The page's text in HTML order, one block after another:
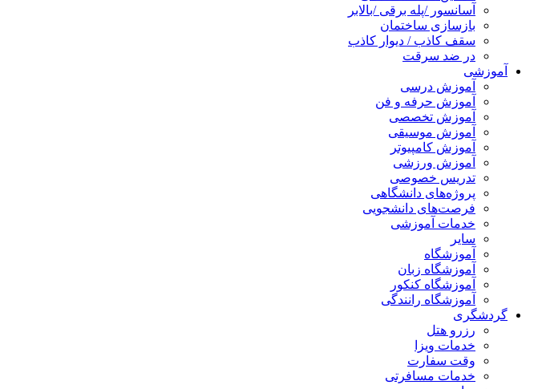
آسانسور /پله برقی /بالابر
بازسازی ساختمان
سقف کاذب / دیوار کاذب
در ضد سرقت
آموزشی
آموزش درسی
آموزش حرفه و فن
آموزش تخصصی
آموزش موسیقی
آموزش کامپیوتر
آموزش ورزشی
تدریس خصوصی
پروژه‌های دانشگاهی
فرصت‌های دانشجویی
خدمات آموزشی
سایر
آموزشگاه
آموزشگاه زبان
آموزشگاه کنکور
آموزشگاه رانندگی
گردشگری
رزرو هتل
خدمات ویزا
وقت سفارت
خدمات مسافرتی